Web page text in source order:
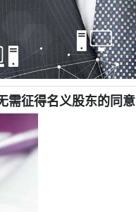
需征得名义股东的同意